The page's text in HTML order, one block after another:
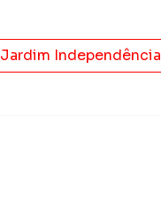
Jardim Independência